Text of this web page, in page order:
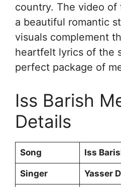
country. The video
a beautiful romantic
visuals complement
heartfelt lyrics of the
perfect package of
Iss Barish
Details
Song Iss
Singer Yasser